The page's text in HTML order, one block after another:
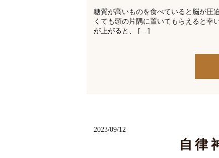
糖質が高いものを食べていると脳が圧
くても頭の片隅に置いてもらえると
が上がると、 […]
2023/09/12
自律